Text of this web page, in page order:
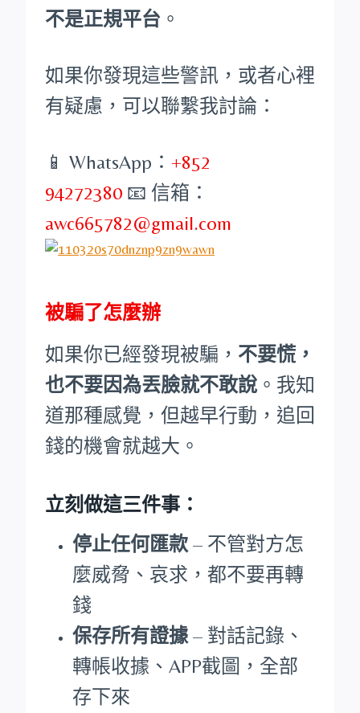
不是正規平台 。
如果你發現這些警訊，或者心裡
有疑慮，可以聯繫我討論：
📱 WhatsApp： +852
94272380 📧 信箱：
awc665782@gmail.com
被騙了怎麼辦
如果你已經發現被騙， 不要慌，
也不要因為丟臉就不敢說 。我知
道那種感覺，但越早行動，追回
錢的機會就越大。
立刻做這三件事：
停止任何匯款 – 不管對方怎
麼威脅、哀求，都不要再轉
錢
保存所有證據 – 對話記錄、
轉帳收據、APP截圖，全部
存下來